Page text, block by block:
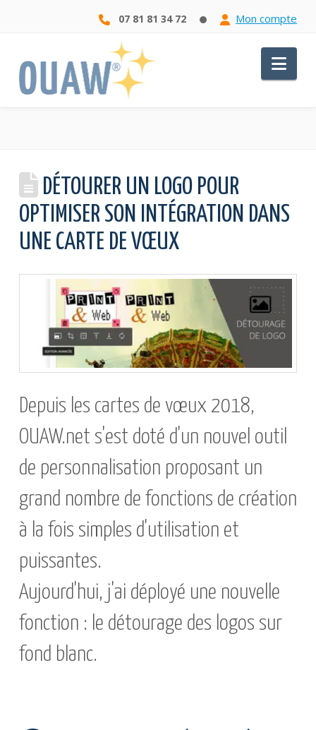
07 81 81 34 72 Mon compte
DÉTOURER UN LOGO POUR
OPTIMISER SON INTÉGRATION DANS
UNE CARTE DE VŒUX
Depuis les cartes de vœux 2018,
OUAW.net s'est doté d'un nouvel outil
de personnalisation proposant un
grand nombre de fonctions de création
à la fois simples d'utilisation et
puissantes.
Aujourd'hui, j'ai déployé une nouvelle
fonction : le détourage des logos sur
fond blanc.